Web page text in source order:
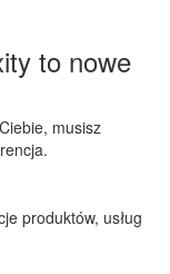
to nowe
musisz
produktów, usług